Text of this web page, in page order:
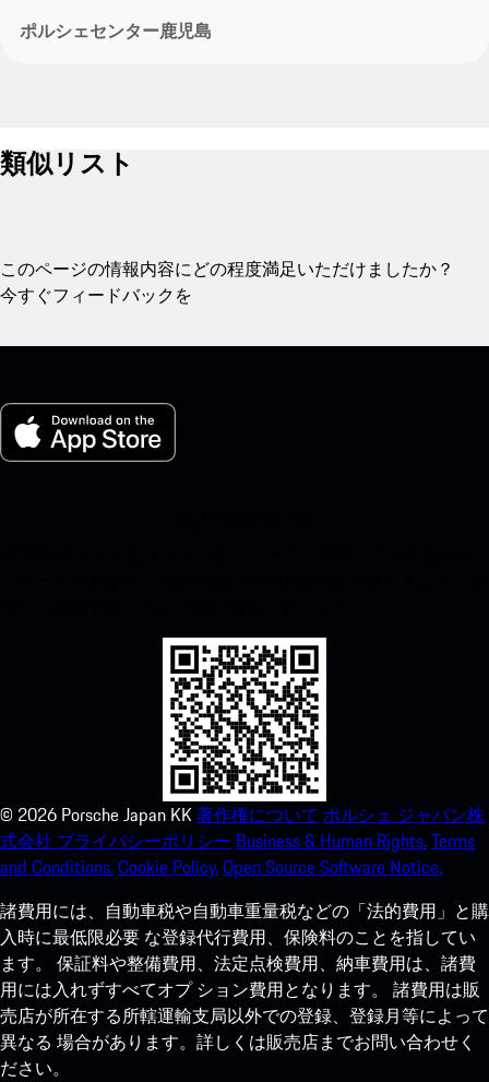
ポルシェセンター鹿児島
類似リスト
このページの情報内容にどの程度満足いただけましたか？
今すぐフィードバックを
© 2026 Porsche Japan KK著作権について ポルシェ ジャパン株
式会社 プライバシーポリシー Business & Human Rights.Terms
and Conditions.Cookie Policy.Open Source Software Notice.
諸費用には、自動車税や自動車重量税などの「法的費用」と購
入時に最低限必要 な登録代行費用、保険料のことを指してい
ます。 保証料や整備費用、法定点検費用、納車費用は、諸費
用には入れずすべてオプ ション費用となります。 諸費用は販
売店が所在する所轄運輸支局以外での登録、登録月等によって
異なる 場合があります。詳しくは販売店までお問い合わせく
ださい。